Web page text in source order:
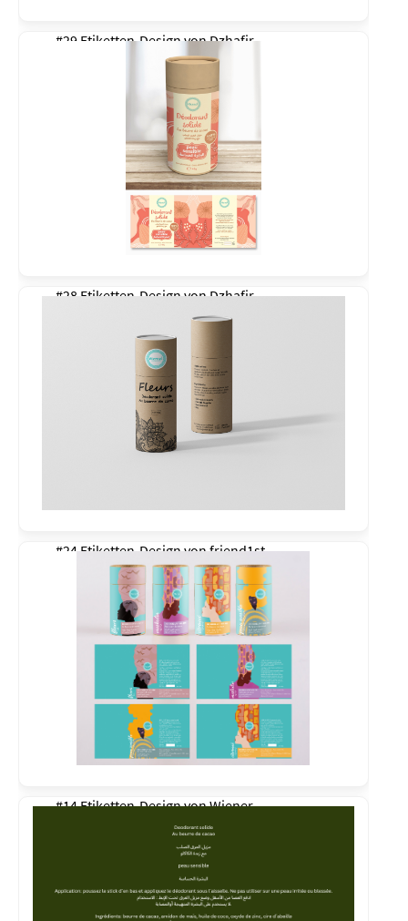
#29 Etiketten-Design vonDzhafir
#28 Etiketten-Design vonDzhafir
#24 Etiketten-Design vonfriend1st
#14 Etiketten-Design vonWiener